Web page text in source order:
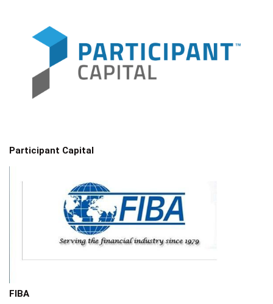
Participant Capital
FIBA